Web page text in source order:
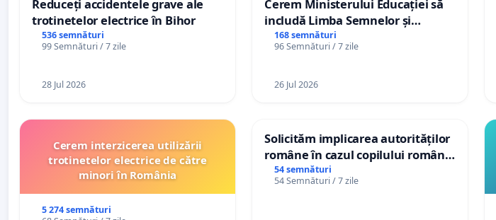
Reduceți accidentele grave ale
trotinetelor electrice în Bihor
536 semnături
99 Semnături / 7 zile
28 Jul 2026
Cerem Ministerului Educației să
includă Limba Semnelor și
alfabetul Braille în școlile din
Republica Moldova!
168 semnături
96 Semnături / 7 zile
26 Jul 2026
Cerem interzicerea utilizării
trotinetelor electrice de către
minori în România
5 274 semnături
Solicităm implicarea autorităților
române în cazul copilului român
Wiliam Kristian Gheorghe, aflat în
plasament în Danemarca de 12
54 semnături
54 Semnături / 7 zile